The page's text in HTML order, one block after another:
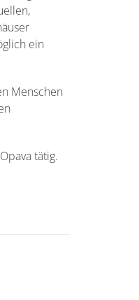
ein
Menschen
tätig.